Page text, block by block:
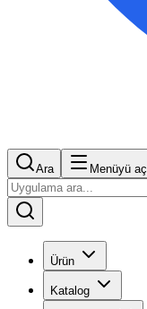
Ara Menüyü aç
Ürün
Katalog